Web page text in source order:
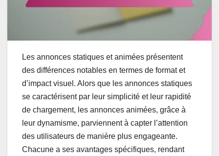
Les annonces statiques et animées présentent
des différences notables en termes de format et
d’impact visuel. Alors que les annonces statiques
se caractérisent par leur simplicité et leur rapidité
de chargement, les annonces animées, grâce à
leur dynamisme, parviennent à capter l’attention
des utilisateurs de manière plus engageante.
Chacune a ses avantages spécifiques, rendant